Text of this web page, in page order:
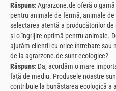
Răspuns: Agrarzone.de oferă o
pentru animale de fermă, animale
selectarea atentă a producătorilor
și o îngrijire optimă pentru animale.
ajutăm clienții cu orice întrebare sau
de la agrarzone.de sunt ecologice?
Răspuns: Da, acordăm o mare
față de mediu. Produsele noastre
contribuie la bunăstarea ecologică a